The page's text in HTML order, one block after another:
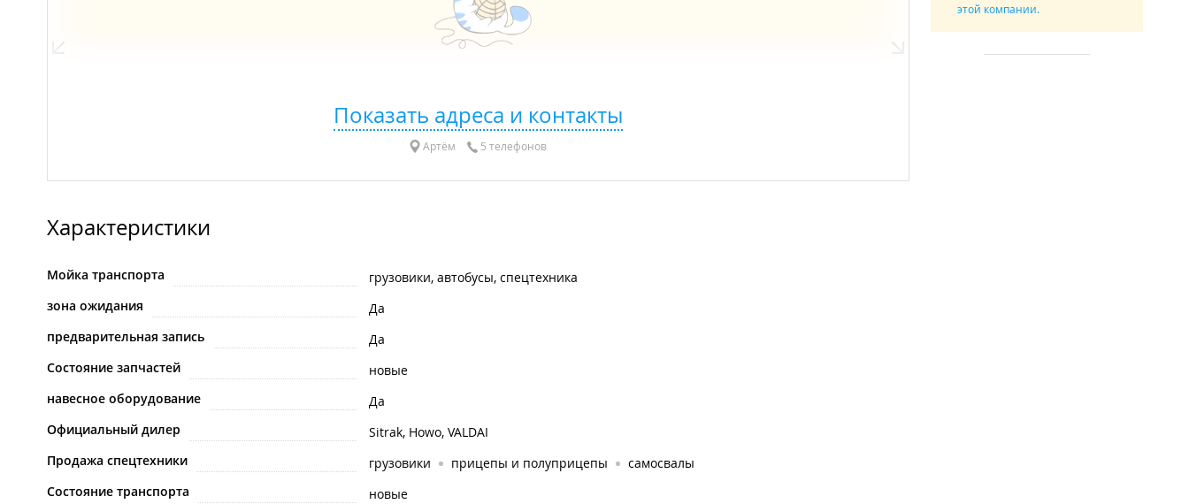
Показать адреса и контакты
Артём 5 телефонов
Характеристики
Мойка транспорта
грузовики, автобусы, спецтехника
зона ожидания
Да
предварительная запись
Да
Состояние запчастей
новые
навесное оборудование
Да
Официальный дилер
Sitrak, Howo, VALDAI
Продажа спецтехники
грузовики прицепы и полуприцепы
самосвалы
Состояние транспорта
новые
этой компании.